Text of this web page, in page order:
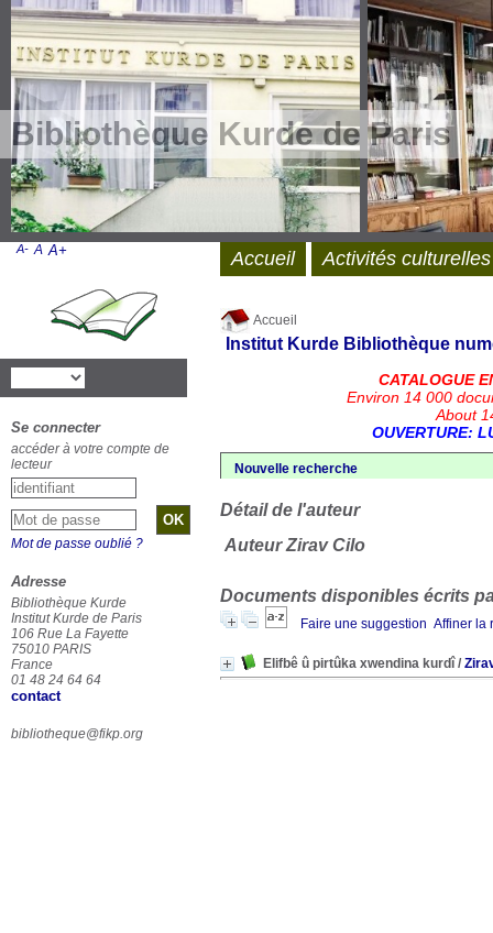
Bibliothèque Kurde de Paris
Accueil
Institut Kurde Bibliothèque
CATALOGUE
Environ 14 000
About
OUVERTURE:
Nouvelle recherche
Détail de l'auteur
Auteur Zirav Cilo
Documents disponibles écrits
Faire une suggestion Affiner la
Elifbê û pirtûka xwendina kurdî/
Accueil Activités culturelles
A- A A+
Se connecter
accéder à votre compte de
lecteur
Mot de passe oublié ?
Adresse
Bibliothèque Kurde
Institut Kurde de Paris
106 Rue La Fayette
75010 PARIS
France
01 48 24 64 64
contact
bibliotheque@fikp.org